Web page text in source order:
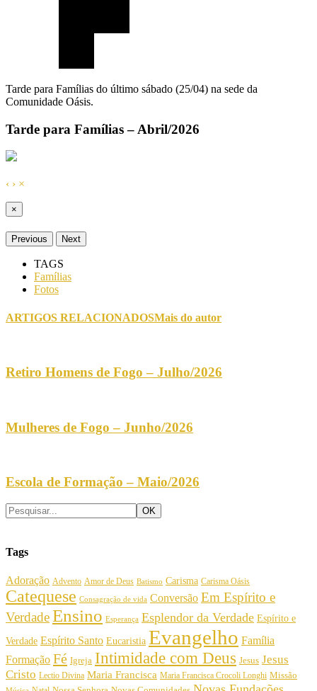
Tarde para Famílias do último sábado (25/04) na sede da
Comunidade Oásis.
Tarde para Famílias – Abril/2026
‹ › ×
×
Previous Next
TAGS
Famílias
Fotos
ARTIGOS RELACIONADOSMais do autor
Retiro Homens de Fogo – Julho/2026
Mulheres de Fogo – Junho/2026
Escola de Formação – Maio/2026
Tags
Adoração Advento Amor de Deus Batismo Carisma Carisma Oásis
Catequese Consagração de vida Conversão Em Espírito e
VerdadeEnsino Esperança Esplendor da Verdade Espírito e
Verdade Espírito Santo Eucaristia Evangelho Família
Formação Fé Igreja Intimidade com Deus Jesus Jesus
Cristo Lectio Divina Maria Francisca Maria Francisca Crocoli Longhi Missão